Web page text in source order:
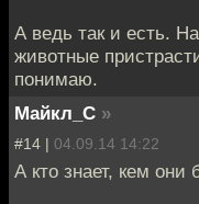
А ведь так и есть.
животные
понимаю.
Майкл_С »
#14 | 04.09.14 14:22
А кто знает, кем